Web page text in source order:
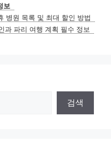
보
병원 목록 및 최대 할인 방법
과 파리 여행 계획 필수 정보
검색